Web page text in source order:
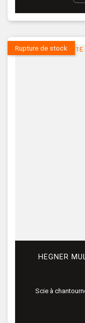
HEGNER
Scie à
Rupture de stock